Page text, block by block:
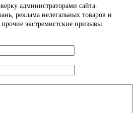
администраторами сайта.
реклама нелегальных товаров и
экстремистские призывы.